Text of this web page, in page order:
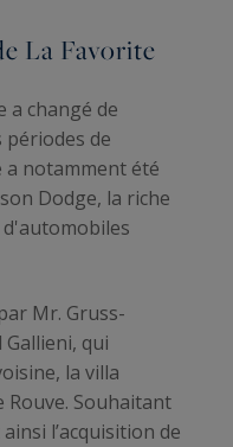
La Favorite
a changé de
de
a notamment été
Dodge, la riche
Mr. Gruss-
qui
la villa
Rouve. Souhaitant
l’acquisition de